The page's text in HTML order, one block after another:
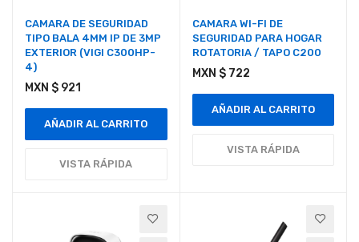
CAMARA DE SEGURIDAD
TIPO BALA 4MM IP DE 3MP
EXTERIOR (VIGI C300HP-
4)
MXN $ 921
AÑADIR AL CARRITO
VISTA RÁPIDA
CAMARA WI-FI DE
SEGURIDAD PARA HOGAR
ROTATORIA / TAPO C200
MXN $ 722
AÑADIR AL CARRITO
VISTA RÁPIDA